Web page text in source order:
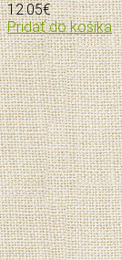
12.05€
Pridať do košíka